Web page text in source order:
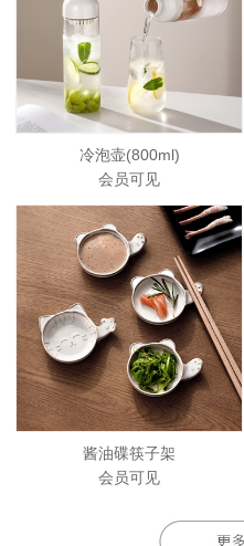
冷泡壶(800ml)
会员可见
酱油碟筷子架
会员可见